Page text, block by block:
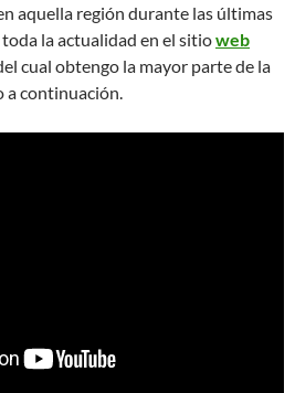
aquella región durante las últimas
la actualidad en el sitioweb
cual obtengo la mayor parte de la
a continuación.